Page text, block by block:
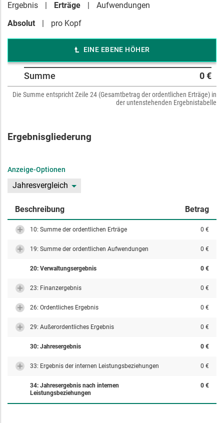
Ergebnis Erträge
Aufwendungen
Absolut
pro Kopf
EINE EBENE HÖHER
Summe 0 €
Die Summe entspricht Zeile 24 (Gesamtbetrag der ordentlichen Erträge) in
der untenstehenden Ergebnistabelle
Ergebnisgliederung
Anzeige-Optionen
Jahresvergleich
Beschreibung Betrag
10: Summe der ordentlichen Erträge 0 €
19: Summe der ordentlichen Aufwendungen 0 €
20: Verwaltungsergebnis 0 €
23: Finanzergebnis 0 €
26: Ordentliches Ergebnis 0 €
29: Außerordentliches Ergebnis 0 €
30: Jahresergebnis 0 €
33: Ergebnis der internen Leistungsbeziehungen 0 €
34: Jahresergebnis nach internen
Leistungsbeziehungen
0 €